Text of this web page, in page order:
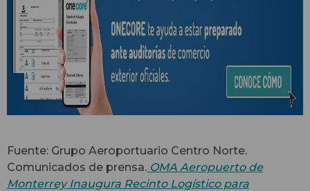
Fuente: Grupo Aeroportuario Centro Norte.
Comunicados de prensa. OMA Aeropuerto de
Monterrey Inaugura Recinto Logístico para